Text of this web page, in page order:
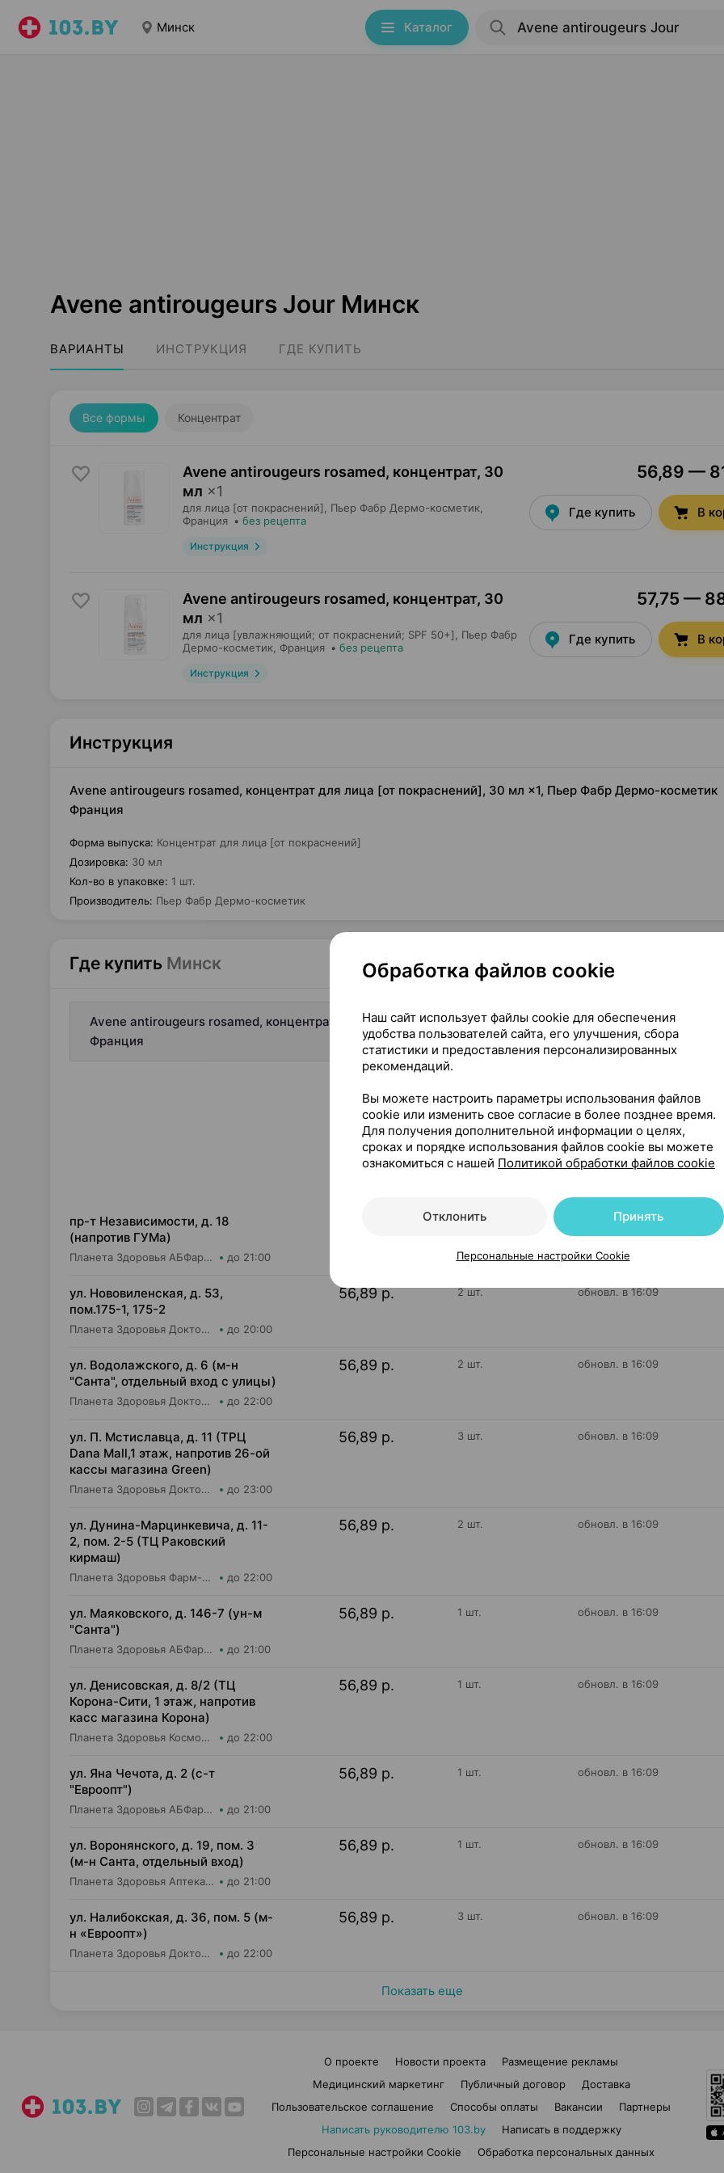
Минск Каталог
Avene antirougeurs Jour Минск
ВАРИАНТЫ ИНСТРУКЦИЯ ГДЕ КУПИТЬ
Все формы Концентрат
Avene antirougeurs rosamed, концентрат, 30
мл ×1
для лица [от покраснений], Пьер Фабр Дермо-косметик
Франция • без рецепта
Инструкция
56,89 —
Где купить В
Avene antirougeurs rosamed, концентрат, 30
мл ×1
для лица [увлажняющий; от покраснений; SPF 50+],
Пьер Фабр
Дермо-косметик , Франция • без рецепта
Инструкция
57,75 —
Где купить В
Инструкция
Avene antirougeurs rosamed, концентрат для лица [от покраснений], 30 мл ×1, Пьер Фабр Дермо-косметик
Франция
Форма выпуска: Концентрат для лица [от покраснений]
Дозировка: 30 мл
Кол-во в упаковке: 1 шт.
Производитель: Пьер Фабр Дермо-косметик
Где купить Минск
Avene antirougeurs rosamed, концентрат для лица [от покраснений], 30 мл ×1, Пьер Фабр Дермо-
Франция
На карте
154
пр-т Независимости, д. 18
(напротив ГУМа)
Планета Здоровья АБФармация ИООО Аптека №1 до 21:00
4 шт. обновл. в 16:09
ул. Нововиленская, д. 53,
пом.175-1, 175-2
Планета Здоровья Доктор Таир ООО Аптека №5 до 20:00
56,89 р. 2 шт. обновл. в 16:09
ул. Водолажского, д. 6 (м-н
"Санта", отдельный вход с улицы)
Планета Здоровья Доктор Таир ООО Аптека №17 до 22:00
56,89 р. 2 шт. обновл. в 16:09
ул. П. Мстиславца, д. 11 (ТРЦ
Dana Mall,1 этаж, напротив 26-ой
кассы магазина Green)
Планета Здоровья Доктор Таир ООО Аптека №26 до 23:00
56,89 р. 3 шт. обновл. в 16:09
ул. Дунина-Марцинкевича, д. 11-
2, пом. 2-5 (ТЦ Раковский
кирмаш)
Планета Здоровья Фарм-Продукт ОДО Аптека №24 до 22:00
56,89 р. 2 шт. обновл. в 16:09
ул. Маяковского, д. 146-7 (ун-м
"Санта")
Планета Здоровья АБФармация ИООО Аптека №2 до 21:00
56,89 р. 1 шт. обновл. в 16:09
ул. Денисовская, д. 8/2 (ТЦ
Корона-Сити, 1 этаж, напротив
касс магазина Корона)
Планета Здоровья КосмоФарма ООО Аптека №25 до 22:00
56,89 р. 1 шт. обновл. в 16:09
ул. Яна Чечота, д. 2 (с-т
"Евроопт")
Планета Здоровья АБФармация ИООО Аптека №26 до 21:00
56,89 р. 1 шт. обновл. в 16:09
ул. Воронянского, д. 19, пом. 3
(м-н Санта, отдельный вход)
Планета Здоровья Аптека №28 ООО Аптека №9 до 21:00
56,89 р. 1 шт. обновл. в 16:09
ул. Налибокская, д. 36, пом. 5 (м-
н «Евроопт»)
Планета Здоровья Доктор Время ООО Аптека №51 до 22:00
56,89 р. 3 шт. обновл. в 16:09
Показать еще
О проекте Новости проекта
Размещение рекламы
Медицинский маркетинг
Публичный договор
Доставка
Пользовательское соглашение
Способы оплаты Вакансии
Партнеры
Написать руководителю 103.by
Написать в поддержку
Персональные настройки Cookie
Обработка персональных данных
Обработка файлов cookie
Наш сайт использует файлы cookie для обеспечения
удобства пользователей сайта, его улучшения, сбора
статистики и предоставления персонализированных
рекомендаций.
Вы можете настроить параметры использования файлов
cookie или изменить свое согласие в более позднее время.
Для получения дополнительной информации о целях,
сроках и порядке использования файлов cookie вы можете
ознакомиться с нашей Политикой обработки файлов cookie
Отклонить Принять
Персональные настройки Cookie